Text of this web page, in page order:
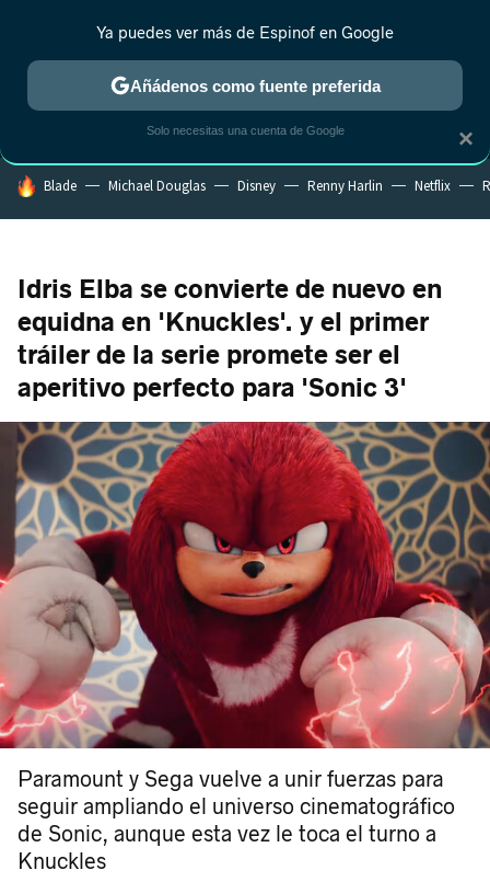
MENÚ NUEVO
ESTRENOS REALITY ANIME RANKINGS CINE
HOY SE HABLA DE
Blade Michael Douglas Disney Renny Harlin Netflix
Idris Elba se convierte de nuevo en
equidna en 'Knuckles'. y el primer
tráiler de la serie promete ser el
aperitivo perfecto para 'Sonic 3'
Paramount y Sega vuelve a unir fuerzas para
seguir ampliando el universo cinematográfico
de Sonic, aunque esta vez le toca el turno a
Knuckles
×
Ya puedes ver más de Espinof en Google
Añádenos como fuente preferida
Solo necesitas una cuenta de Google